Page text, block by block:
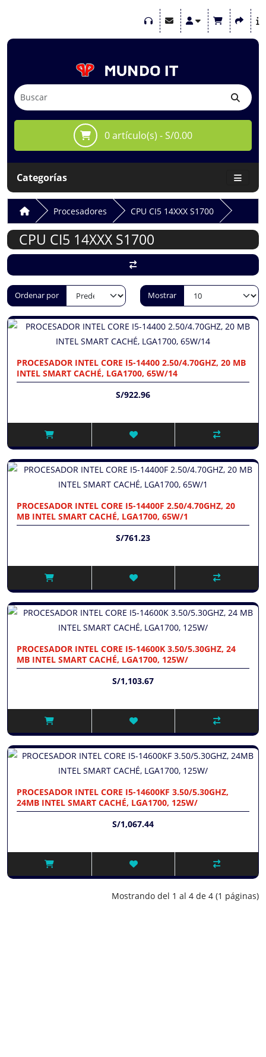
0 artículo(s) - S/0.00
Categorías
Procesadores CPU CI5 14XXX S1700
CPU CI5 14XXX S1700
Ordenar por Mostrar
PROCESADOR INTEL CORE I5-14400 2.50/4.70GHZ, 20 MB
INTEL SMART CACHÉ, LGA1700, 65W/14
S/922.96
PROCESADOR INTEL CORE I5-14400F 2.50/4.70GHZ, 20
MB INTEL SMART CACHÉ, LGA1700, 65W/1
S/761.23
PROCESADOR INTEL CORE I5-14600K 3.50/5.30GHZ, 24
MB INTEL SMART CACHÉ, LGA1700, 125W/
S/1,103.67
PROCESADOR INTEL CORE I5-14600KF 3.50/5.30GHZ,
24MB INTEL SMART CACHÉ, LGA1700, 125W/
S/1,067.44
Mostrando del 1 al 4 de 4 (1 páginas)